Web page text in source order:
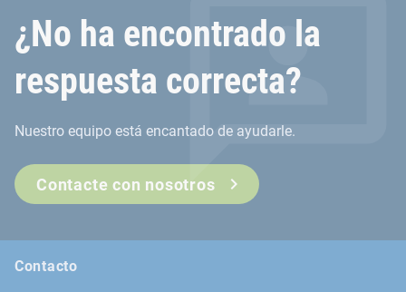
¿No ha encontrado la
respuesta correcta?
Nuestro equipo está encantado de ayudarle.
Contacte con nosotros
Contacto